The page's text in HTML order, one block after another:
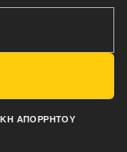
ΑΠΟΡΡΉΤΟΥ